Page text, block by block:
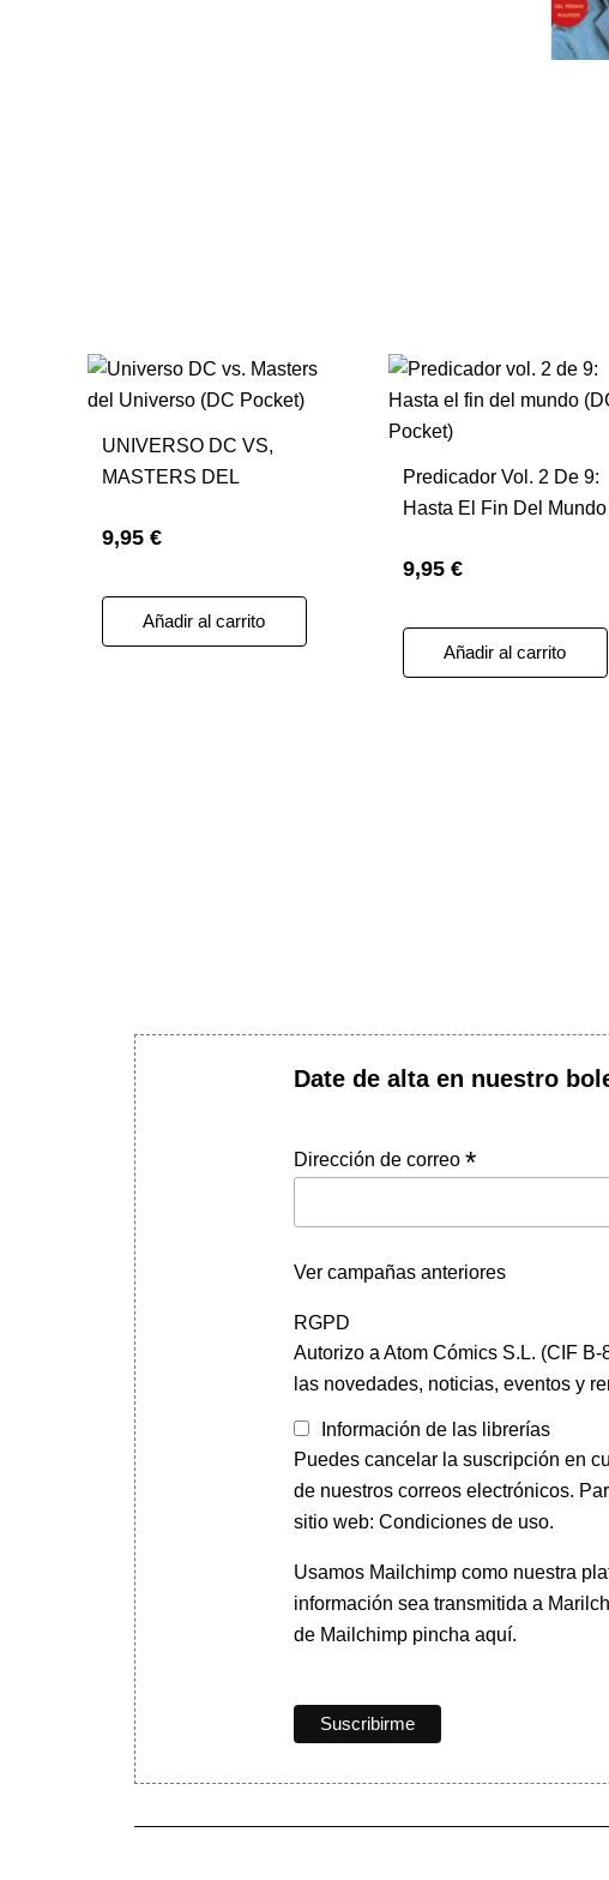
UNIVERSO DC VS,
MASTERS DEL
POCKET)
9,95 €
Añadir al carrito
Predicador Vol. 2 De 9:
Hasta El Fin Del Mundo
9,95 €
Añadir al carrito
Date de alta en nuestro
Dirección de correo *
Ver campañas anteriores
RGPD
Autorizo a Atom Cómics S.L. (CIF
las novedades, noticias, eventos y
Información de las librerías
Puedes cancelar la suscripción en
de nuestros correos electrónicos.
sitio web: Condiciones de uso.
Usamos Mailchimp como nuestra
información sea transmitida a
de Mailchimp pincha aquí.